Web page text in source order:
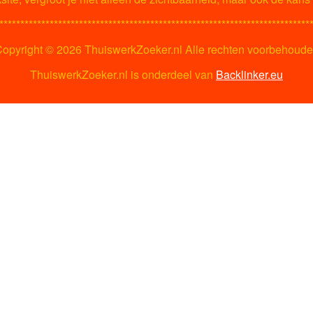
©2026 ThuiswerkZoeker.nl Alle rechten
ThuiswerkZoeker.nl is onderdeel van Backlinker.eu